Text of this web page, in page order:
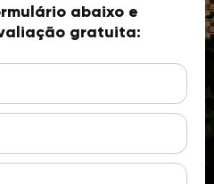
abaixo e
gratuita: